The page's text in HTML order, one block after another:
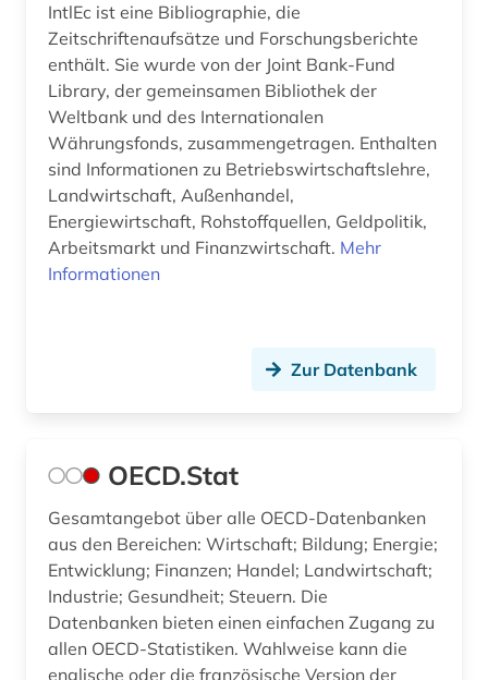
uganda (1)
umwelt (4)
usa (3)
venezuela (1)
verbraucherpreis (2)
verenigde oostindische compagnie (1)
warenklassifikation (1)
welt (1)
welthandel (4)
wirtschaft (11)
IntlEc ist eine Bibliographie, die
Zeitschriftenaufsätze und Forschungsberichte
enthält. Sie wurde von der Joint Bank-Fund
Library, der gemeinsamen Bibliothek der
Weltbank und des Internationalen
Währungsfonds, zusammengetragen. Enthalten
sind Informationen zu Betriebswirtschaftslehre,
Landwirtschaft, Außenhandel,
Energiewirtschaft, Rohstoffquellen, Geldpolitik,
Arbeitsmarkt und Finanzwirtschaft. Mehr
Informationen
Zur Datenbank
OECD.Stat
Gesamtangebot über alle OECD-Datenbanken
aus den Bereichen: Wirtschaft; Bildung; Energie;
Entwicklung; Finanzen; Handel; Landwirtschaft;
Industrie; Gesundheit; Steuern. Die
Datenbanken bieten einen einfachen Zugang zu
allen OECD-Statistiken. Wahlweise kann die
englische oder die französische Version der